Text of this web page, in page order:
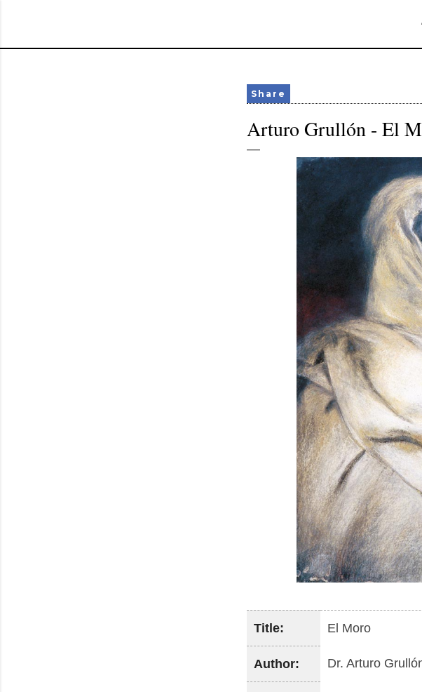
Share
Arturo Grullón - El
Title: El Moro
Author: Dr. Arturo